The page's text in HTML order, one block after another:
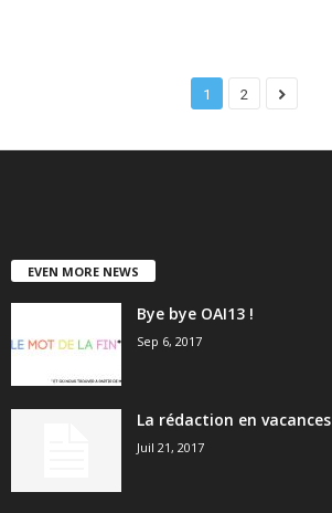
1 2
EVEN MORE NEWS
Bye bye OAI13 !
Sep 6, 2017
La rédaction en vacances
Juil 21, 2017